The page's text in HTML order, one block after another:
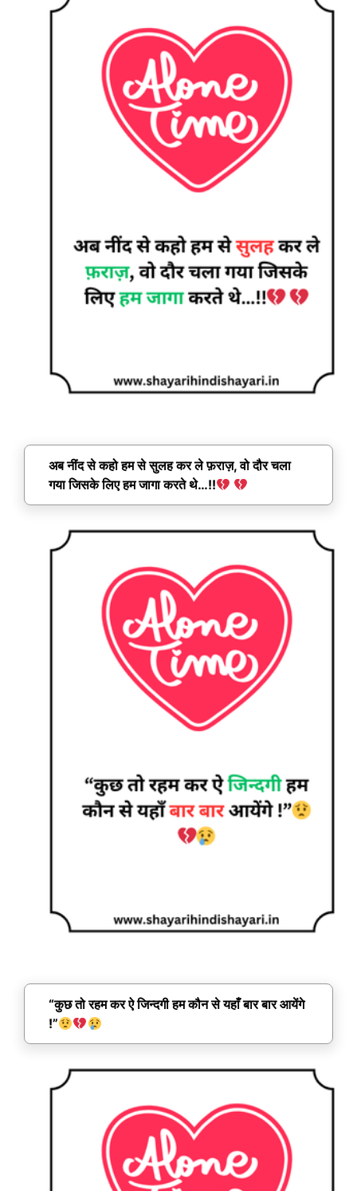
अब नींद से कहो हम से सुलह कर ले फ़राज़, वो दौर चला
गया जिसके लिए हम जागा करते थे…!!
“कुछ तो रहम कर ऐ जिन्दगी हम कौन से यहाँ बार बार आयेंगे
!”